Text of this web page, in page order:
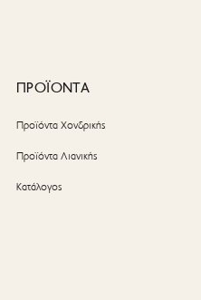
ΠΡΟΪΟΝΤΑ
Προϊόντα Χονδρικής
Προϊόντα Λιανικής
Κατάλογος